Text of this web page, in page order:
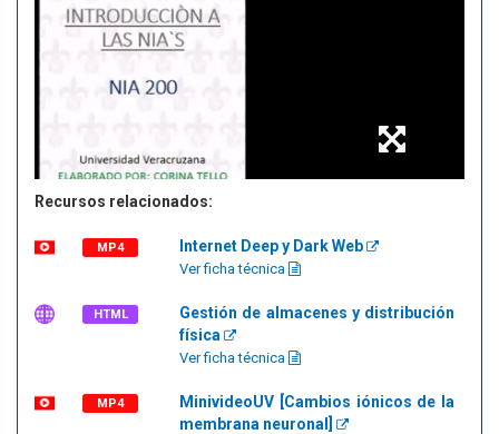
Recursos relacionados:
MP4 Internet Deep y Dark Web
Ver ficha técnica
HTML
Gestión de almacenes y distribución
física
Ver ficha técnica
MP4
MinivideoUV [Cambios iónicos de la
membrana neuronal]